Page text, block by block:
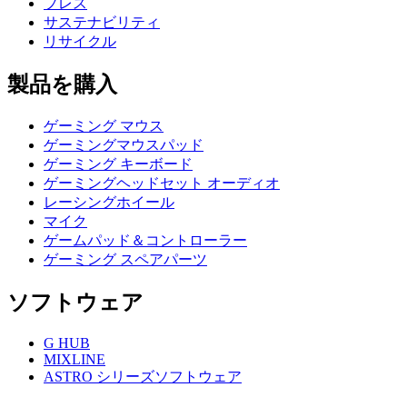
プレス
サステナビリティ
リサイクル
製品を購入
ゲーミング マウス
ゲーミングマウスパッド
ゲーミング キーボード
ゲーミングヘッドセット オーディオ
レーシングホイール
マイク
ゲームパッド＆コントローラー
ゲーミング スペアパーツ
ソフトウェア
G HUB
MIXLINE
ASTRO シリーズソフトウェア